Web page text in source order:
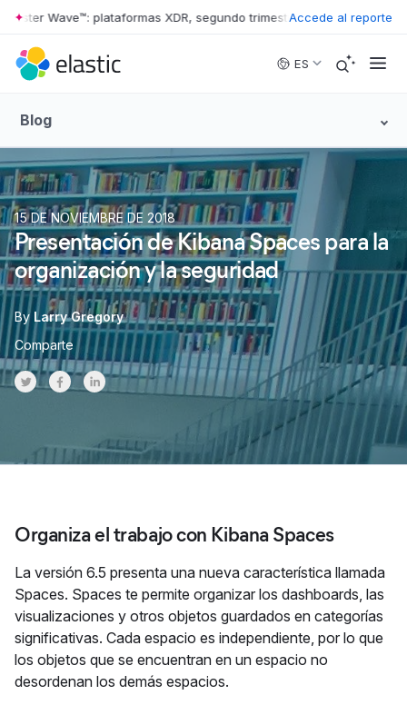
Skip to main content
Wave™: plataformas XDR, segundo trimestre de 2026 • The
Accede al reporte
ES
Blog
15 DE NOVIEMBRE DE 2018
Presentación de Kibana Spaces para la
organización y la seguridad
By Larry Gregory
Comparte
Share on Twitter
Share on Facebook
Share on LinkedInr
Organiza el trabajo con Kibana Spaces
La versión 6.5 presenta una nueva característica llamada
Spaces. Spaces te permite organizar los dashboards, las
visualizaciones y otros objetos guardados en categorías
significativas. Cada espacio es independiente, por lo que
los objetos que se encuentran en un espacio no
desordenan los demás espacios.